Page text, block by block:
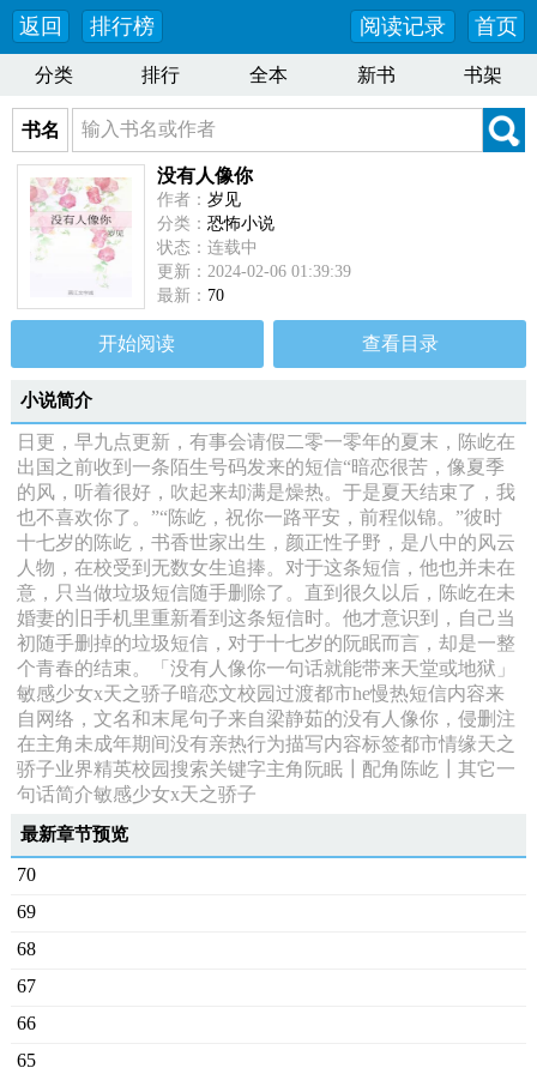
返回 排行榜 首页
阅读记录
分类 排行 全本 新书 书架
书名
没有人像你
作者： 岁见
分类： 恐怖小说
状态：连载中
更新：2024-02-06 01:39:39
最新： 70
开始阅读 查看目录
小说简介
日更，早九点更新，有事会请假二零一零年的夏末，陈屹在
出国之前收到一条陌生号码发来的短信“暗恋很苦，像夏季
的风，听着很好，吹起来却满是燥热。于是夏天结束了，我
也不喜欢你了。”“陈屹，祝你一路平安，前程似锦。”彼时
十七岁的陈屹，书香世家出生，颜正性子野，是八中的风云
人物，在校受到无数女生追捧。对于这条短信，他也并未在
意，只当做垃圾短信随手删除了。直到很久以后，陈屹在未
婚妻的旧手机里重新看到这条短信时。他才意识到，自己当
初随手删掉的垃圾短信，对于十七岁的阮眠而言，却是一整
个青春的结束。「没有人像你一句话就能带来天堂或地狱」
敏感少女x天之骄子暗恋文校园过渡都市he慢热短信内容来
自网络，文名和末尾句子来自梁静茹的没有人像你，侵删注
在主角未成年期间没有亲热行为描写内容标签都市情缘天之
骄子业界精英校园搜索关键字主角阮眠┃配角陈屹┃其它一
句话简介敏感少女x天之骄子
最新章节预览
70
69
68
67
66
65